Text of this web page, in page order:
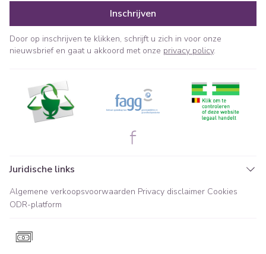
Inschrijven
Door op inschrijven te klikken, schrijft u zich in voor onze
nieuwsbrief en gaat u akkoord met onze privacy policy.
Juridische links
Algemene verkoopsvoorwaarden Privacy disclaimer Cookies
ODR-platform